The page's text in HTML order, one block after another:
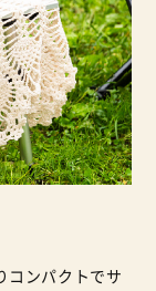
コンパクトでサ